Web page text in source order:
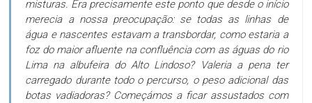
misturas. Era precisamente este ponto que desde o início
merecia a nossa preocupação: se todas as linhas de
água e nascentes estavam a transbordar, como estaria a
foz do maior afluente na confluência com as águas do rio
Lima na albufeira do Alto Lindoso? Valeria a pena ter
carregado durante todo o percurso, o peso adicional das
botas vadiadoras? Começámos a ficar assustados com